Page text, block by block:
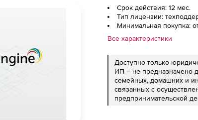
Срок действия: 12 мес.
Тип лицензии:
Минимальная покупка:
Все характеристики
Доступно только
ИП – не предназначено
семейных, домашних и
связанных с
предпринимательской